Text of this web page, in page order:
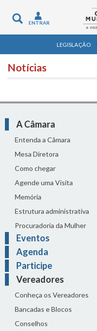
Toggle
navigation
ENTRAR
LEGISLAÇÃO
Notícias
A Câmara
Entenda a Câmara
Mesa Diretora
Como chegar
Agende uma Visita
Memória
Estrutura administrativa
Procuradoria da Mulher
Eventos
Agenda
Participe
Vereadores
Conheça os Vereadores
Bancadas e Blocos
Conselhos